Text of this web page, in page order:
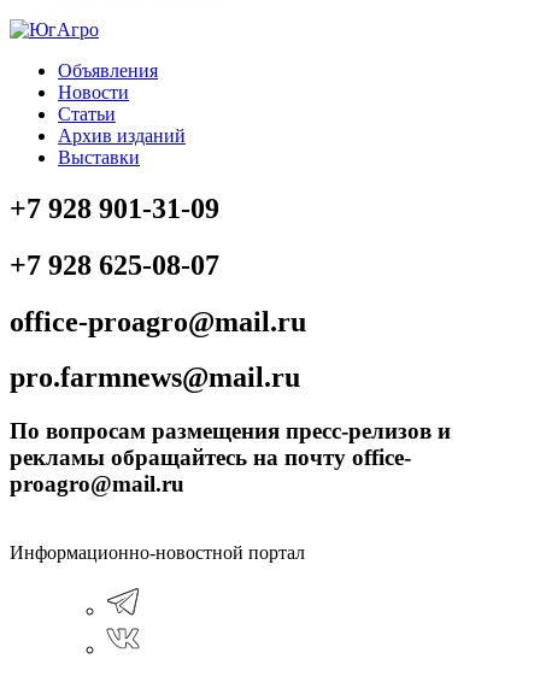
Объявления
Новости
Статьи
Архив изданий
Выставки
+7 928 901-31-09
+7 928 625-08-07
office-proagro@mail.ru
pro.farmnews@mail.ru
По вопросам размещения пресс-релизов и
рекламы обращайтесь на почту office-
proagro@mail.ru
Информационно-новостной портал